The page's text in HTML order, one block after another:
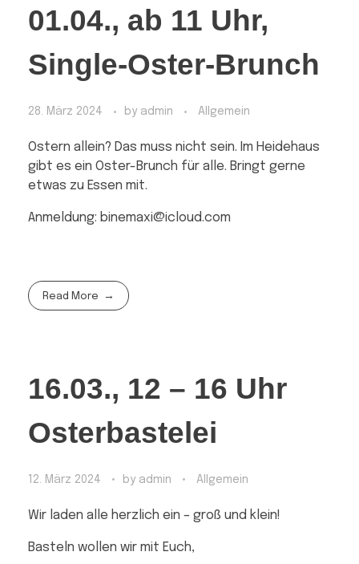
01.04., ab 11 Uhr,
Single-Oster-Brunch
28. März 2024 by admin Allgemein
Ostern allein? Das muss nicht sein. Im Heidehaus
gibt es ein Oster-Brunch für alle. Bringt gerne
etwas zu Essen mit.
Anmeldung: binemaxi@icloud.com
Read More
16.03., 12 – 16 Uhr
Osterbastelei
12. März 2024 by admin Allgemein
Wir laden alle herzlich ein – groß und klein!
Basteln wollen wir mit Euch,